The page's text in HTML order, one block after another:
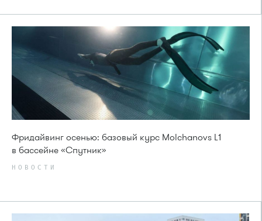
Фридайвинг осенью: базовый курс Molchanovs L1
в бассейне «Спутник»
НОВОСТИ